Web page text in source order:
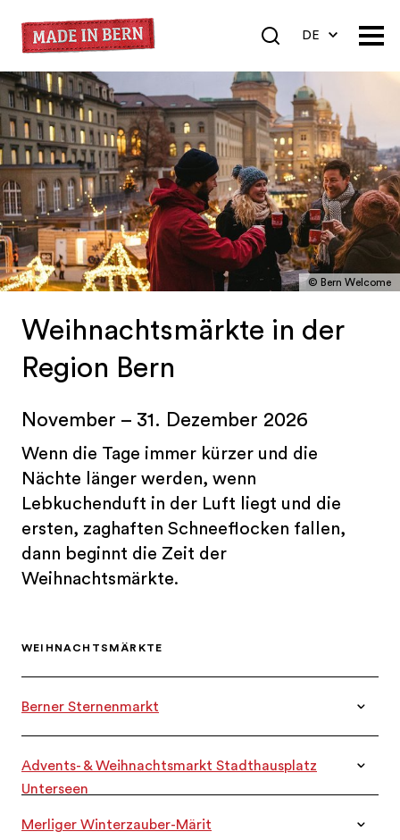
DE
FR
© Bern Welcome
Weihnachtsmärkte in der
Region Bern
November – 31. Dezember 2026
Wenn die Tage immer kürzer und die
Nächte länger werden, wenn
Lebkuchenduft in der Luft liegt und die
ersten, zaghaften Schneeflocken fallen,
dann beginnt die Zeit der
Weihnachtsmärkte.
WEIHNACHTSMÄRKTE
DATEN
Berner Sternenmarkt
DATEN
20.11. – 28.12.2025
Advents- & Weihnachtsmarkt Stadthausplatz
Unterseen
Merliger Winterzauber-Märit